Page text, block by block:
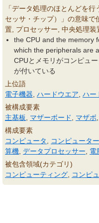
「データ処理のほとんどを
セッサ・チップ）」の意味で
置, プロセッサー, 中央処理装
the CPU and the memory
which the peripherals are
CPUとメモリがコンピュ
が付いている
上位語
電子機器 ハードウエア ハー
被構成要素
主基板
マザーボード マザボ
構成要素
コンピュータ
コンピューター
算機 データプロセッサー
電
被包含領域(カテゴリ)
コンピューティング
コンピ